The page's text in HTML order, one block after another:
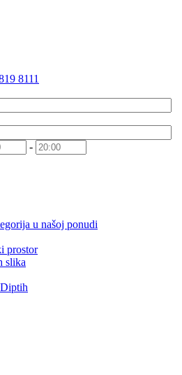
8111
-
u našoj ponudi
prostor
slika